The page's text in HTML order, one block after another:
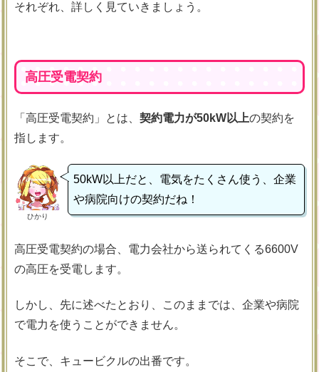
それぞれ、詳しく見ていきましょう。
高圧受電契約
「高圧受電契約」とは、 契約電力が50kW以上の契約を
指します。
ひかり
50kW以上だと、電気をたくさん使う、企業
や病院向けの契約だね！
高圧受電契約の場合、電力会社から送られてくる6600V
の高圧を受電します。
しかし、先に述べたとおり、このままでは、企業や病院
で電力を使うことができません。
そこで、キュービクルの出番です。